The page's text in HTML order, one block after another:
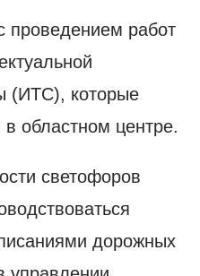
проведением работ
(ИТС), которые
областном центре.
светофоров
дорожных